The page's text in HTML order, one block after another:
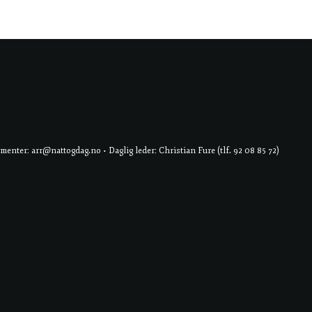
arr@nattogdag.no • Daglig leder: Christian Fure (tlf. 92 08 85 72)